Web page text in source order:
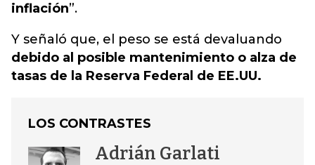
inflación”.
Y señaló que, el peso se está devaluando
debido al posible mantenimiento o alza de
tasas de la Reserva Federal de EE.UU.
LOS CONTRASTES
Adrián Garlati